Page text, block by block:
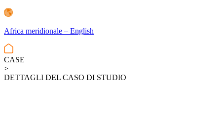
Africa meridionale – English
CASE
>
DETTAGLI DEL CASO DI STUDIO